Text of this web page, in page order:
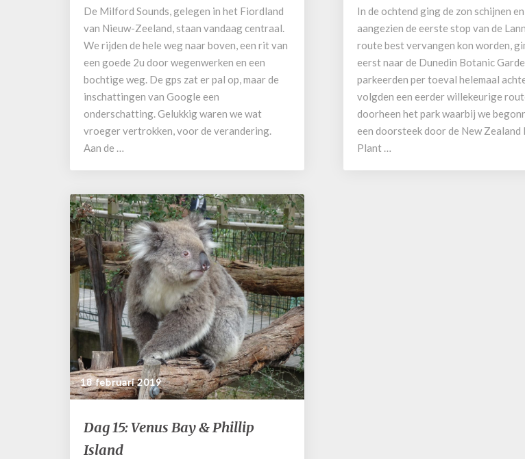
Milford
Sound
De Milford Sounds, gelegen in het Fiordland
van Nieuw-Zeeland, staan vandaag centraal.
We rijden de hele weg naar boven, een rit van
een goede 2u door wegenwerken en een
bochtige weg. De gps zat er pal op, maar de
inschattingen van Google een
onderschatting. Gelukkig waren we wat
vroeger vertrokken, voor de verandering.
Aan de …
Otago
Peninsula
In de ochtend ging de zon schijnen en
aangezien de eerste stop van de
route best vervangen kon worden,
eerst naar de Dunedin Botanic
parkeerden per toeval helemaal
volgden een eerder willekeurige
doorheen het park waarbij we
een doorsteek door de New Zealand
Plant …
18 februari 2019
Dag
15:
Venus
Dag 15: Venus Bay & Phillip
Island